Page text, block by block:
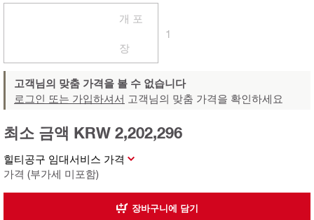
개 포
장
1
고객님의 맞춤 가격을 볼 수 없습니다
로그인 또는 가입하셔서 고객님의 맞춤 가격을 확인하세요
힐티공구 임대서비스 가격
가격 (부가세 미포함)
최소 금액 KRW 2,202,296
장바구니에 담기